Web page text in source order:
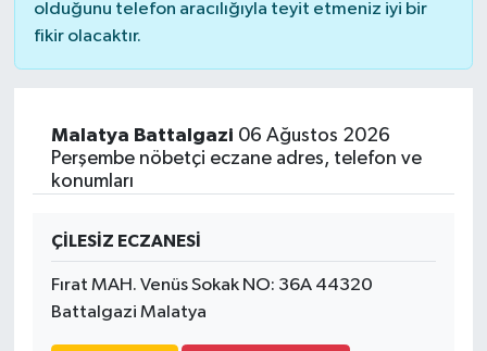
olduğunu telefon aracılığıyla teyit etmeniz iyi bir
fikir olacaktır.
Malatya Battalgazi 06 Ağustos 2026
Perşembe nöbetçi eczane adres, telefon ve
konumları
ÇİLESİZ ECZANESİ
Fırat MAH. Venüs Sokak NO: 36A 44320
Battalgazi Malatya
SOLHAN
SPOR
YAYLADERE
YEDİSU